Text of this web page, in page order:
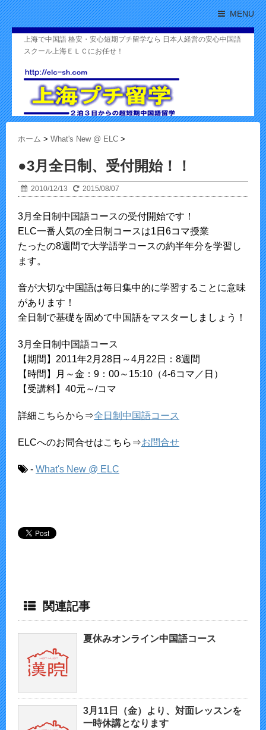
MENU
上海で中国語 格安・安心短期プチ留学なら 日本人経営の安心中国語
スクール上海ＥＬＣにお任せ！
ホーム > What's New @ ELC >
●3月全日制、受付開始！！
2010/12/13 2015/08/07
3月全日制中国語コースの受付開始です！
ELC一番人気の全日制コースは1日6コマ授業
たったの8週間で大学語学コースの約半年分を学習し
ます。
音が大切な中国語は毎日集中的に学習することに意味
があります！
全日制で基礎を固めて中国語をマスターしましょう！
3月全日制中国語コース
【期間】2011年2月28日～4月22日：8週間
【時間】月～金：9：00～15:10（4-6コマ／日）
【受講料】40元～/コマ
詳細こちらから⇒全日制中国語コース
ELCへのお問合せはこちら⇒お問合せ
- What's New @ ELC
関連記事
夏休みオンライン中国語コース
3月11日（金）より、対面レッスンを
一時休講となります